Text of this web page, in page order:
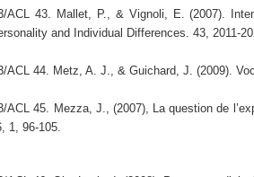
ACL 43. Mallet, P., & Vignoli, E. (2007).
and Individual Differences. 43, 2011-
ACL 44. Metz, A. J., & Guichard, J. (2009).
ACL 45. Mezza, J., (2007), La question de
1, 96-105.